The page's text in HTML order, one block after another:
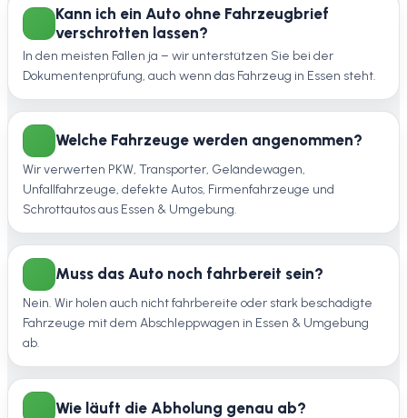
Kann ich ein Auto ohne Fahrzeugbrief
verschrotten lassen?
In den meisten Fällen ja – wir unterstützen Sie bei der
Dokumentenprüfung, auch wenn das Fahrzeug in Essen steht.
Welche Fahrzeuge werden angenommen?
Wir verwerten PKW, Transporter, Geländewagen,
Unfallfahrzeuge, defekte Autos, Firmenfahrzeuge und
Schrottautos aus Essen & Umgebung.
Muss das Auto noch fahrbereit sein?
Nein. Wir holen auch nicht fahrbereite oder stark beschädigte
Fahrzeuge mit dem Abschleppwagen in Essen & Umgebung
ab.
Wie läuft die Abholung genau ab?